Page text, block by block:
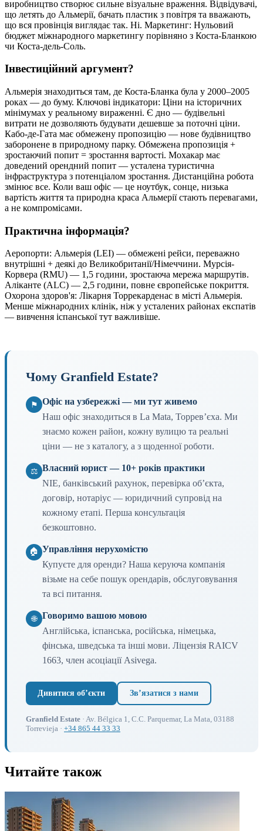
виробництво створює сильне візуальне враження. Відвідувачі,
що летять до Альмерії, бачать пластик з повітря та вважають,
що вся провінція виглядає так. Ні. Маркетинг: Нульовий
бюджет міжнародного маркетингу порівняно з Коста-Бланкою
чи Коста-дель-Соль.
Інвестиційний аргумент?
Альмерія знаходиться там, де Коста-Бланка була у 2000–2005
роках — до буму. Ключові індикатори: Ціни на історичних
мінімумах у реальному вираженні. Є дно — будівельні
витрати не дозволяють будувати дешевше за поточні ціни.
Кабо-де-Гата має обмежену пропозицію — нове будівництво
заборонене в природному парку. Обмежена пропозиція +
зростаючий попит = зростання вартості. Мохакар має
доведений орендний попит — усталена туристична
інфраструктура з потенціалом зростання. Дистанційна робота
змінює все. Коли ваш офіс — це ноутбук, сонце, низька
вартість життя та природна краса Альмерії стають перевагами,
а не компромісами.
Практична інформація?
Аеропорти: Альмерія (LEI) — обмежені рейси, переважно
внутрішні + деякі до Великобританії/Німеччини. Мурсія-
Корвера (RMU) — 1,5 години, зростаюча мережа маршрутів.
Аліканте (ALC) — 2,5 години, повне європейське покриття.
Охорона здоров'я: Лікарня Торрекарденас в місті Альмерія.
Менше міжнародних клінік, ніж у усталених районах експатів
— вивчення іспанської тут важливіше.
Чому Granfield Estate?
⚑ Офіс на узбережжі — ми тут живемо
Наш офіс знаходиться в La Mata, Торревʼєха. Ми
знаємо кожен район, кожну вулицю та реальні
ціни — не з каталогу, а з щоденної роботи.
⚖ Власний юрист — 10+ років практики
NIE, банківський рахунок, перевірка обʼєкта,
договір, нотаріус — юридичний супровід на
кожному етапі. Перша консультація
безкоштовно.
🏠 Управління нерухомістю
Купуєте для оренди? Наша керуюча компанія
візьме на себе пошук орендарів, обслуговування
та всі питання.
🌐
Говоримо вашою мовою
Англійська, іспанська, російська, німецька,
фінська, шведська та інші мови. Ліцензія RAICV
1663, член асоціації Asivega.
Дивитися обʼєкти Звʼязатися з нами
Granfield Estate · Av. Bélgica 1, C.C. Parquemar, La Mata, 03188
Torrevieja · +34 865 44 33 33
Читайте також